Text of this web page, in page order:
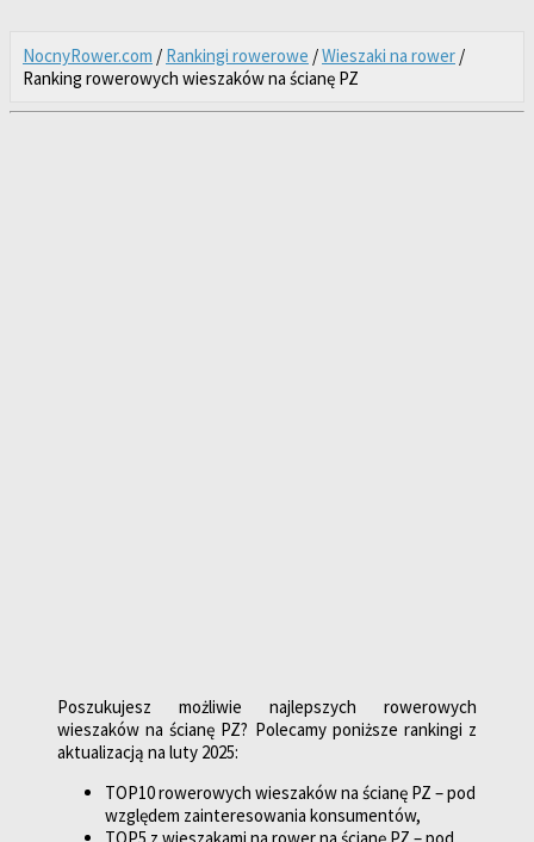
NocnyRower.com / Rankingi rowerowe /Wieszaki na rower /
Ranking rowerowych wieszaków na ścianę PZ
Poszukujesz możliwie najlepszych rowerowych
wieszaków na ścianę PZ? Polecamy poniższe rankingi z
aktualizacją na luty 2025:
TOP10 rowerowych wieszaków na ścianę PZ – pod
względem zainteresowania konsumentów,